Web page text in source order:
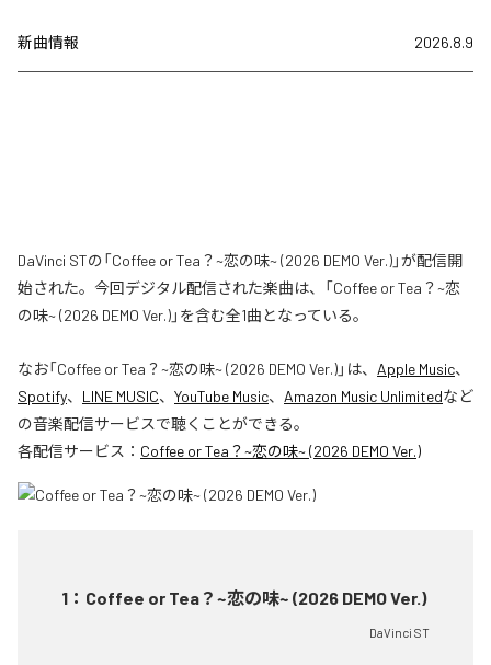
新曲情報 2026.8.9
DaVinci STの「Coffee or Tea？~恋の味~ (2026 DEMO Ver.)」が配信開
始された。今回デジタル配信された楽曲は、「Coffee or Tea？~恋
の味~ (2026 DEMO Ver.)」を含む全1曲となっている。
なお「Coffee or Tea？~恋の味~ (2026 DEMO Ver.)」は、 Apple Music、
Spotify、 LINE MUSIC、 YouTube Music、 Amazon Music Unlimitedなど
の音楽配信サービスで聴くことができる。
各配信サービス： Coffee or Tea？~恋の味~ (2026 DEMO Ver.)
1 ： Coffee or Tea？~恋の味~ (2026 DEMO Ver.)
DaVinci ST